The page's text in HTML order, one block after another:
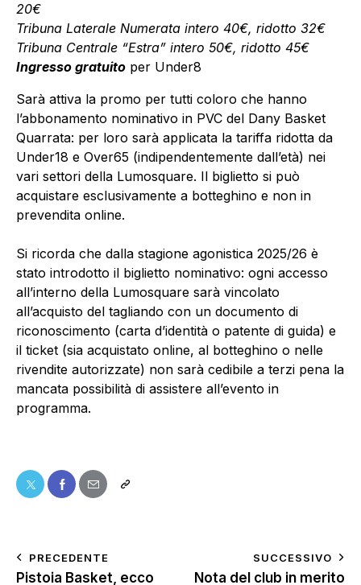
20€
Tribuna Laterale Numerata intero 40€, ridotto 32€
Tribuna Centrale “Estra” intero 50€, ridotto 45€
Ingresso gratuito per Under8
Sarà attiva la promo per tutti coloro che hanno
l’abbonamento nominativo in PVC del Dany Basket
Quarrata: per loro sarà applicata la tariffa ridotta da
Under18 e Over65 (indipendentemente dall’età) nei
vari settori della Lumosquare. Il biglietto si può
acquistare esclusivamente a botteghino e non in
prevendita online.
Si ricorda che dalla stagione agonistica 2025/26 è
stato introdotto il biglietto nominativo: ogni accesso
all’interno della Lumosquare sarà vincolato
all’acquisto del tagliando con un documento di
riconoscimento (carta d’identità o patente di guida) e
il ticket (sia acquistato online, al botteghino o nelle
rivendite autorizzate) non sarà cedibile a terzi pena la
mancata possibilità di assistere all’evento in
programma.
PRECEDENTE
Pistoia Basket, ecco
SUCCESSIVO
Nota del club in merito